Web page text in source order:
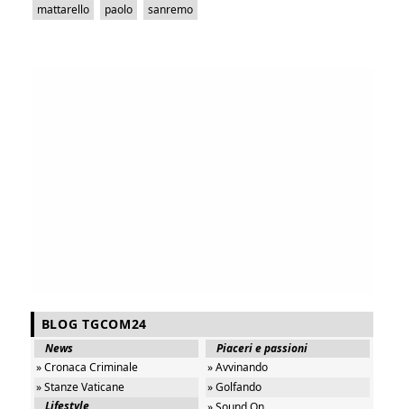
mattarello
paolo sanremo
BLOG TGCOM24
News
» Cronaca Criminale
» Stanze Vaticane
Lifestyle
Piaceri e passioni
» Avvinando
» Golfando